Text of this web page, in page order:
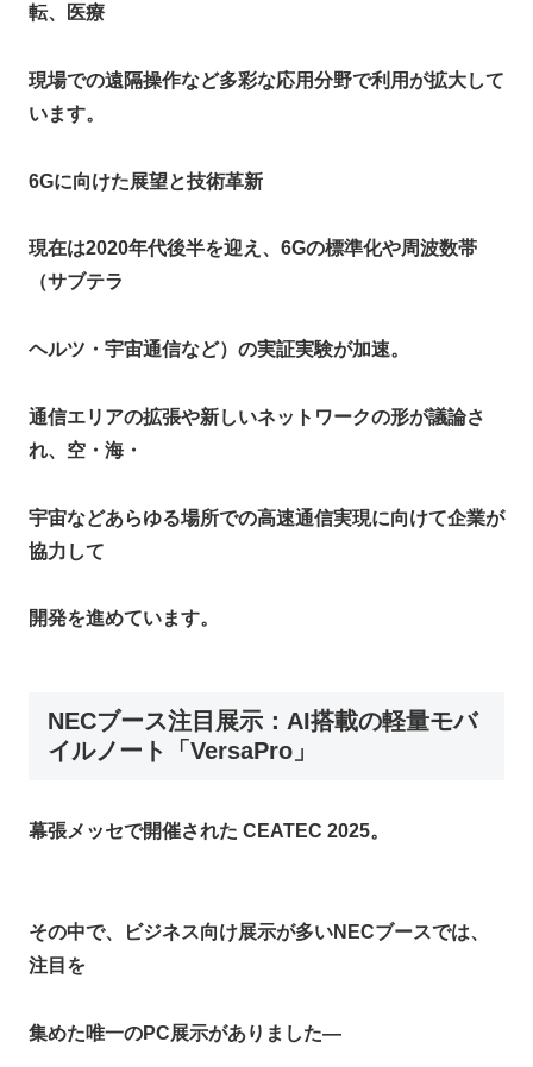
転、医療
現場での遠隔操作など多彩な応用分野で利用が拡大して
います。​
6Gに向けた展望と技術革新
現在は2020年代後半を迎え、6Gの標準化や周波数帯
（サブテラ
ヘルツ・宇宙通信など）の実証実験が加速。
通信エリアの拡張や新しいネットワークの形が議論さ
れ、空・海・
宇宙などあらゆる場所での高速通信実現に向けて企業が
協力して
開発を進めています。​
NECブース注目展示：AI搭載の軽量モバ
イルノート「VersaPro」
幕張メッセで開催された CEATEC 2025。
その中で、ビジネス向け展示が多いNECブースでは、
注目を
集めた唯一のPC展示がありました―